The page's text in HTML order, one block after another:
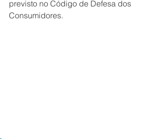
previsto no Código de Defesa dos
Consumidores.